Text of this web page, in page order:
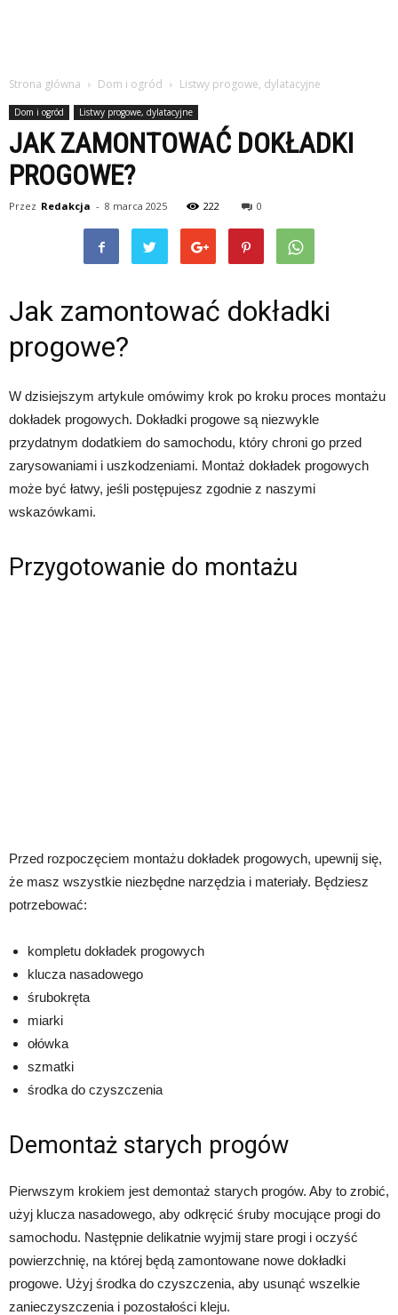
Strona główna Dom i ogród Listwy progowe, dylatacyjne
Dom i ogród Listwy progowe, dylatacyjne
JAK ZAMONTOWAĆ DOKŁADKI
PROGOWE?
Przez Redakcja - 8 marca 2025 222 0
Jak zamontować dokładki
progowe?
W dzisiejszym artykule omówimy krok po kroku proces montażu
dokładek progowych. Dokładki progowe są niezwykle
przydatnym dodatkiem do samochodu, który chroni go przed
zarysowaniami i uszkodzeniami. Montaż dokładek progowych
może być łatwy, jeśli postępujesz zgodnie z naszymi
wskazówkami.
Przygotowanie do montażu
Przed rozpoczęciem montażu dokładek progowych, upewnij się,
że masz wszystkie niezbędne narzędzia i materiały. Będziesz
potrzebować:
kompletu dokładek progowych
klucza nasadowego
śrubokręta
miarki
ołówka
szmatki
środka do czyszczenia
Demontaż starych progów
Pierwszym krokiem jest demontaż starych progów. Aby to zrobić,
użyj klucza nasadowego, aby odkręcić śruby mocujące progi do
samochodu. Następnie delikatnie wyjmij stare progi i oczyść
powierzchnię, na której będą zamontowane nowe dokładki
progowe. Użyj środka do czyszczenia, aby usunąć wszelkie
zanieczyszczenia i pozostałości kleju.